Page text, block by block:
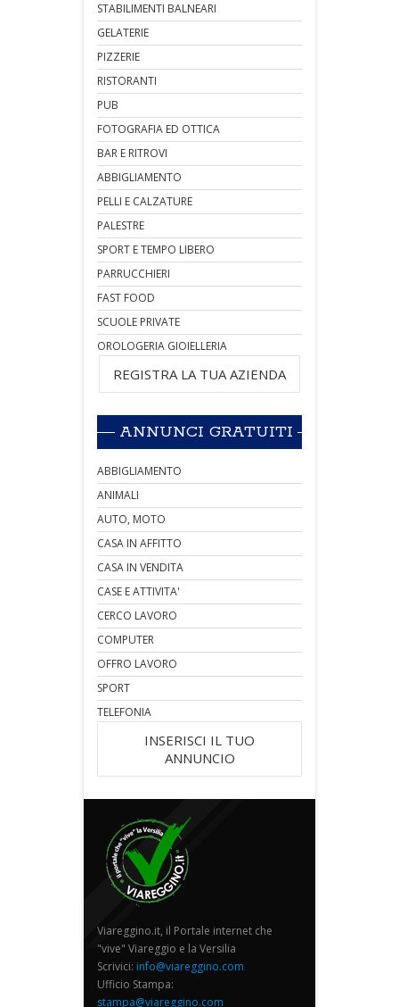
STABILIMENTI BALNEARI
GELATERIE
PIZZERIE
RISTORANTI
PUB
FOTOGRAFIA ED OTTICA
BAR E RITROVI
ABBIGLIAMENTO
PELLI E CALZATURE
PALESTRE
SPORT E TEMPO LIBERO
PARRUCCHIERI
FAST FOOD
SCUOLE PRIVATE
OROLOGERIA GIOIELLERIA
REGISTRA LA TUA AZIENDA
ANNUNCI GRATUITI
ABBIGLIAMENTO
ANIMALI
AUTO, MOTO
CASA IN AFFITTO
CASA IN VENDITA
CASE E ATTIVITA'
CERCO LAVORO
COMPUTER
OFFRO LAVORO
SPORT
TELEFONIA
INSERISCI IL TUO
ANNUNCIO
Viareggino.it, il Portale internet che
"vive" Viareggio e la Versilia
Scrivici: info@viareggino.com
Ufficio Stampa:
stampa@viareggino.com